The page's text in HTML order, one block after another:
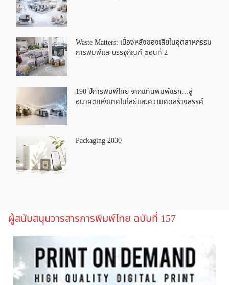
Waste Matters: เบื้องหลังของเสียในอุตสาหกรรม
การพิมพ์และบรรจุภัณฑ์ ตอนที่ 2
190 ปีการพิมพ์ไทย จากแท่นพิมพ์แรก…สู่
อนาคตแห่งเทคโนโลยีและความคิดสร้างสรรค์
Packaging 2030
ผู้สนับสนุนวารสารการพิมพ์ไทย ฉบับที่ 157